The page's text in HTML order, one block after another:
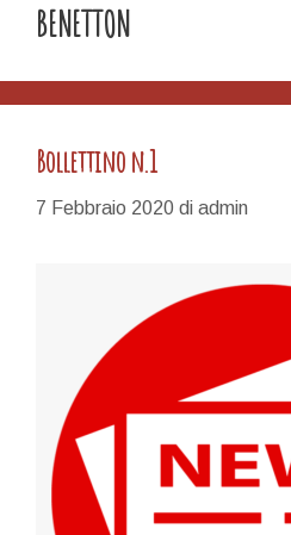
BENETTON
Bollettino n.1
7 Febbraio 2020 di admin